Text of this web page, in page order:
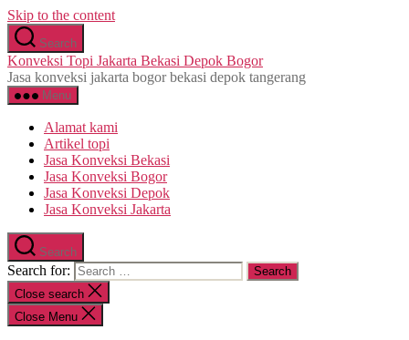
Skip to the content
Search
Konveksi Topi Jakarta Bekasi Depok Bogor
Jasa konveksi jakarta bogor bekasi depok tangerang
Menu
Alamat kami
Artikel topi
Jasa Konveksi Bekasi
Jasa Konveksi Bogor
Jasa Konveksi Depok
Jasa Konveksi Jakarta
Search
Search for:
Close search
Close Menu